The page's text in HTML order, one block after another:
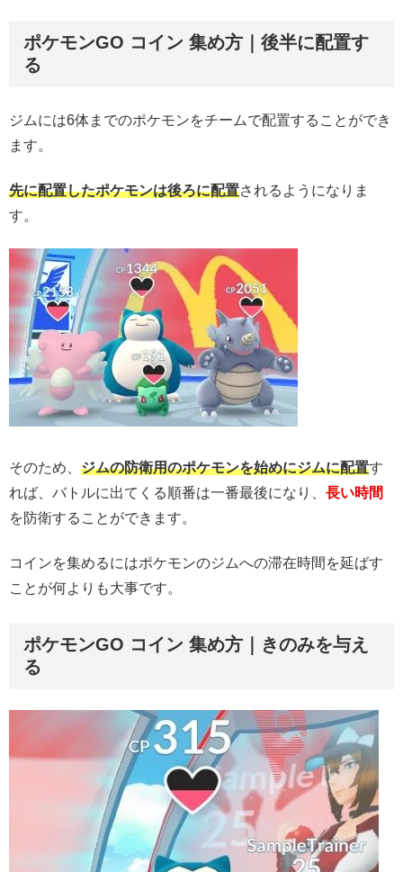
ポケモンGO コイン 集め方｜後半に配置す
る
ジムには6体までのポケモンをチームで配置することができ
ます。
先に配置したポケモンは後ろに配置されるようになりま
す。
そのため、 ジムの防衛用のポケモンを始めにジムに配置す
れば、バトルに出てくる順番は一番最後になり、 長い時間
を防衛することができます。
コインを集めるにはポケモンのジムへの滞在時間を延ばす
ことが何よりも大事です。
ポケモンGO コイン 集め方｜きのみを与え
る